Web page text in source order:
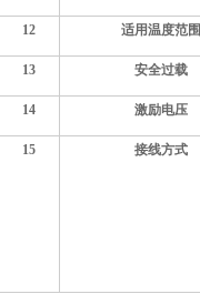
12 适用温度范围
13 安全过载
14 激励电压
15 接线方式